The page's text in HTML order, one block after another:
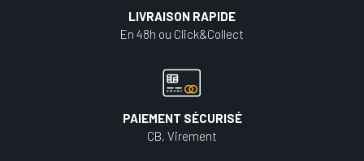
LIVRAISON RAPIDE
En 48h ou Click&Collect
PAIEMENT SÉCURISÉ
CB, Virement